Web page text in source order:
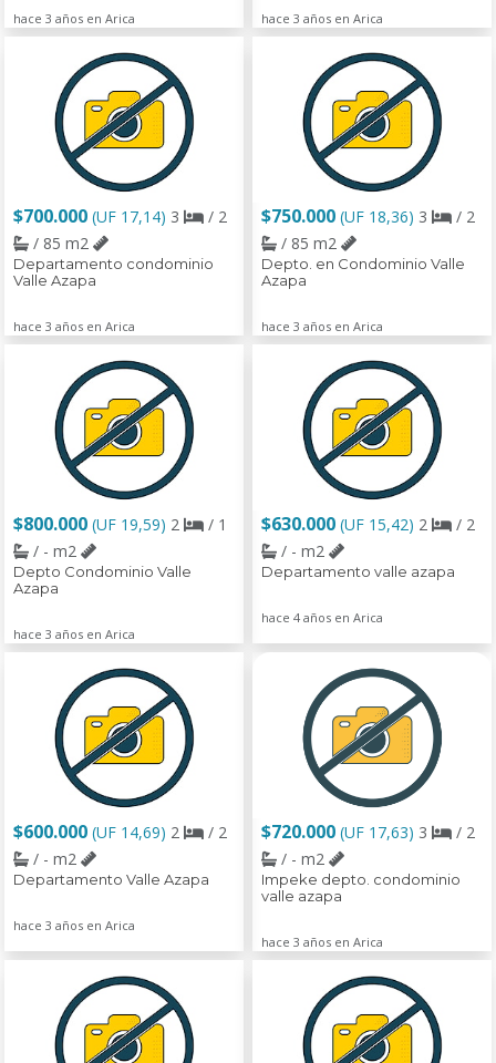
hace 3 años en Arica hace 3 años en Arica
$700.000 (UF 17,14) 3
/ 2
/ 85 m2
Departamento condominio
Valle Azapa
hace 3 años en Arica
$750.000 (UF 18,36) 3
/ 2
/ 85 m2
Depto. en Condominio Valle
Azapa
hace 3 años en Arica
$800.000 (UF 19,59) 2
/ 1
/ - m2
Depto Condominio Valle
Azapa
hace 3 años en Arica
$630.000 (UF 15,42) 2
/ 2
/ - m2
Departamento valle azapa
hace 4 años en Arica
$600.000 (UF 14,69) 2
/ 2
/ - m2
Departamento Valle Azapa
hace 3 años en Arica
$720.000 (UF 17,63) 3
/ 2
/ - m2
Impeke depto. condominio
valle azapa
hace 3 años en Arica